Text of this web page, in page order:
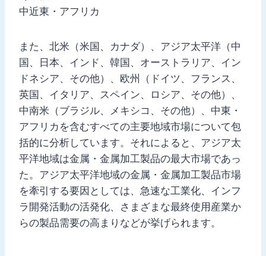
中近東・アフリカ
また、北米（米国、カナダ）、アジア太平洋（中
国、日本、インド、韓国、オーストラリア、イン
ドネシア、その他）、欧州（ドイツ、フランス、
英国、イタリア、スペイン、ロシア、その他）、
中南米（ブラジル、メキシコ、その他）、中東・
アフリカを含むすべての主要地域市場について包
括的に分析しています。それによると、アジア太
平洋地域は金属・金属加工製品の最大市場であっ
た。アジア太平洋地域の金属・金属加工製品市場
を牽引する要因としては、急速な工業化、インフ
ラ開発活動の活発化、さまざまな最終使用産業か
らの製品需要の高まりなどが挙げられます。